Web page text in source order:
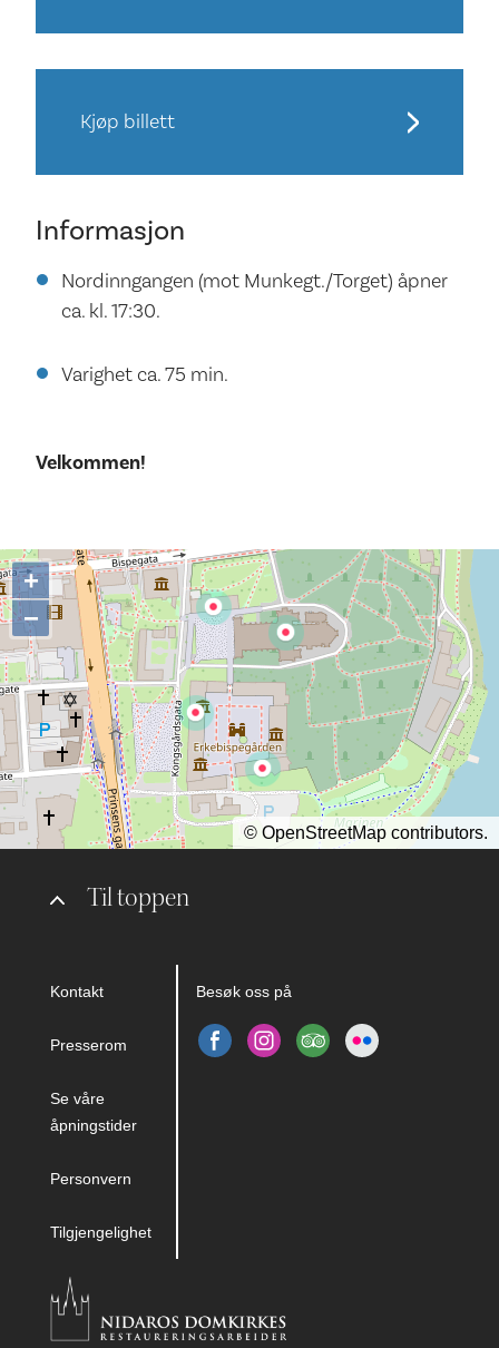
Kjøp billett
Informasjon
Nordinngangen (mot Munkegt./Torget) åpner
ca. kl. 17:30.
Varighet ca. 75 min.
Velkommen!
Til toppen
Kontakt
Presserom
Se våre
åpningstider
Personvern
Tilgjengelighet
Besøk oss på
+
−
© OpenStreetMap contributors.